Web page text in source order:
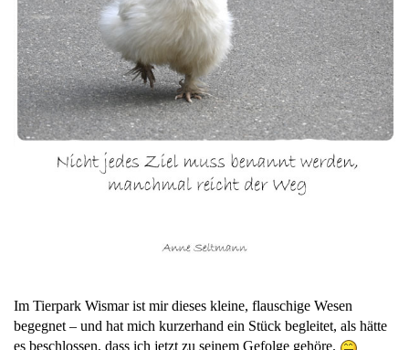
Im Tierpark Wismar ist mir dieses kleine, flauschige Wesen
begegnet – und hat mich kurzerhand ein Stück begleitet, als hätte
es beschlossen, dass ich jetzt zu seinem Gefolge gehöre.